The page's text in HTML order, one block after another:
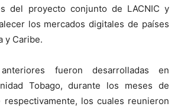
del proyecto conjunto de LACNIC y
los mercados digitales de países
y Caribe.
fueron desarrolladas en
Tobago, durante los meses de
los cuales reunieron